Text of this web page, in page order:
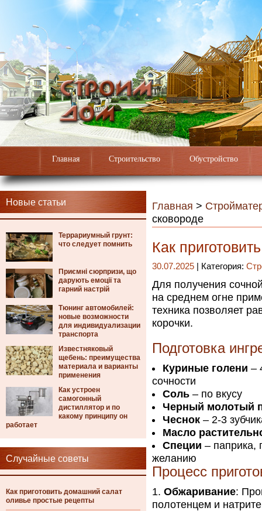
Главная Строительство Обустройство
Новые статьи
Террариумный грунт:
что следует помнить
Приємні сюрпризи, що
дарують емоції та
гарний настрій
Тюнинг автомобилей:
новые возможности
для индивидуализации
транспорта
Известняковый
щебень: преимущества
материала и варианты
применения
Как устроен
самогонный
дистиллятор и по
какому принципу он
работает
Случайные советы
Как приготовить домашний салат
оливье простые рецепты
Главная >
сковороде
Как
30.07.2025 | Категория:
Для получения
на среднем огне
техника позволяет
корочки.
Подготовка
Куриные голени –
сочности
Соль – по вкусу
Черный молотый
Чеснок – 2-3
Масло
Специи – паприка,
желанию
Процесс
Обжаривание:
полотенцем и